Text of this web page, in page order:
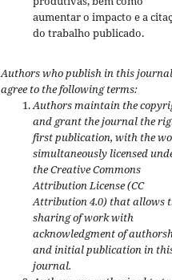
aumentar o impacto e a
do trabalho publicado.
Authors who publish in this journal
agree to the following terms:
Authors maintain the
and grant the journal the
first publication, with the
simultaneously licensed
the Creative Commons
Attribution License (CC
Attribution 4.0) that allows
sharing of work with
acknowledgment of
and initial publication in
journal.